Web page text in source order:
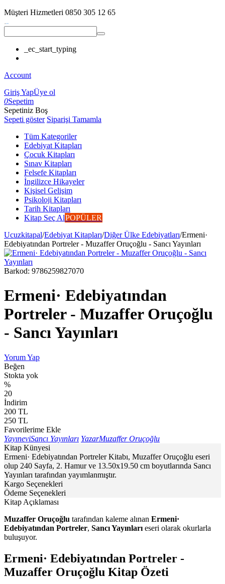
Müşteri Hizmetleri 0850 305 12 65
_ec_start_typing
Account
Giriş YapÜye ol
0Sepetim
Sepetiniz Boş
Sepeti göster Siparişi Tamamla
Tüm Kategoriler
Edebiyat Kitapları
Çocuk Kitapları
Sınav Kitapları
Felsefe Kitapları
İngilizce Hikayeler
Kişisel Gelişim
Psikoloji Kitapları
Tarih Kitapları
Kitap Seç AlPOPÜLER
Ucuzkitapal/Edebiyat Kitapları/Diğer Ülke Edebiyatları/Ermeni·
Edebiyatından Portreler - Muzaffer Oruçoğlu - Sancı Yayınları
Barkod: 9786259827070
Ermeni· Edebiyatından
Portreler - Muzaffer Oruçoğlu
- Sancı Yayınları
Yorum Yap
Beğen
Stokta yok
%
20
İndirim
200 TL
250 TL
Favorilerime Ekle
YayıneviSancı Yayınları YazarMuzaffer Oruçoğlu
Kitap Künyesi
Ermeni· Edebiyatından Portreler Kitabı, Muzaffer Oruçoğlu eseri
olup 240 Sayfa, 2. Hamur ve 13.50x19.50 cm boyutlarında Sancı
Yayınları tarafından yayımlanmıştır.
Kargo Seçenekleri
Ödeme Seçenekleri
Kitap Açıklaması
Muzaffer Oruçoğlu tarafından kaleme alınan Ermeni·
Edebiyatından Portreler, Sancı Yayınları eseri olarak okurlarla
buluşuyor.
Ermeni· Edebiyatından Portreler -
Muzaffer Oruçoğlu Kitap Özeti